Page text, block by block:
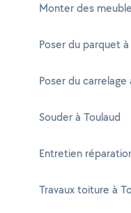
Monter des
Poser du parquet à
Poser du carrelage
Souder à Toulaud
Entretien
Travaux toiture à